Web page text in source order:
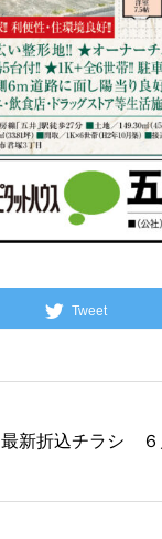
Tweet
最新折込チラシ ６